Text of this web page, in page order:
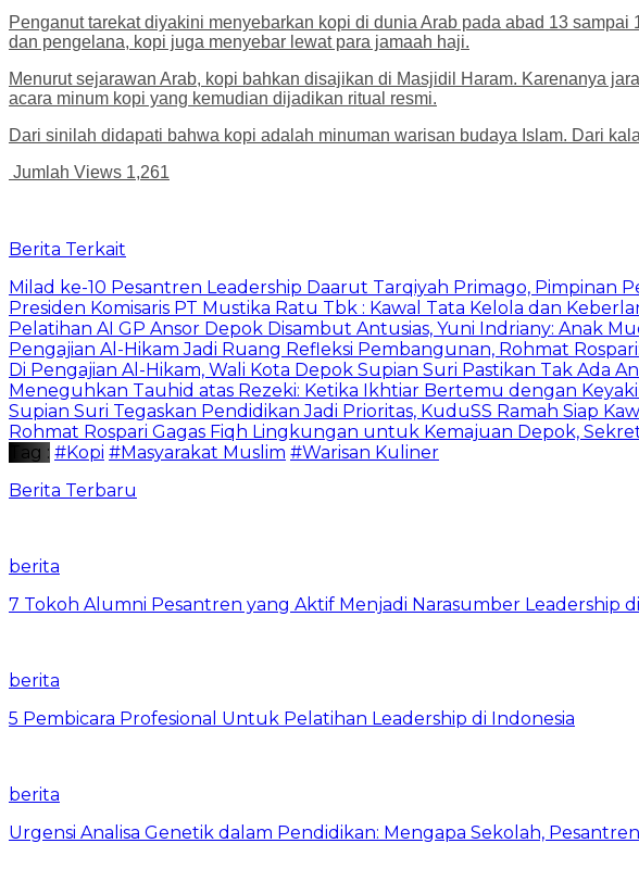
Penganut tarekat diyakini menyebarkan kopi di dunia Arab pada abad 13
dan pengelana, kopi juga menyebar lewat para jamaah haji.
Menurut sejarawan Arab, kopi bahkan disajikan di Masjidil Haram. Karenanya
acara minum kopi yang kemudian dijadikan ritual resmi.
Dari sinilah didapati bahwa kopi adalah minuman warisan budaya Islam. Dari
Jumlah Views 1,261
Berita Terkait
Milad ke-10 Pesantren Leadership Daarut Tarqiyah Primago, Pimpinan
Presiden Komisaris PT Mustika Ratu Tbk : Kawal Tata Kelola dan
Pelatihan AI GP Ansor Depok Disambut Antusias, Yuni Indriany: Anak
Pengajian Al-Hikam Jadi Ruang Refleksi Pembangunan, Rohmat
Di Pengajian Al-Hikam, Wali Kota Depok Supian Suri Pastikan Tak Ada
Meneguhkan Tauhid atas Rezeki: Ketika Ikhtiar Bertemu dengan
Supian Suri Tegaskan Pendidikan Jadi Prioritas, KuduSS Ramah Siap
Rohmat Rospari Gagas Fiqh Lingkungan untuk Kemajuan Depok,
Tag : #Kopi #Masyarakat Muslim #Warisan Kuliner
Berita Terbaru
berita
7 Tokoh Alumni Pesantren yang Aktif Menjadi Narasumber Leadership
berita
5 Pembicara Profesional Untuk Pelatihan Leadership di Indonesia
berita
Urgensi Analisa Genetik dalam Pendidikan: Mengapa Sekolah,